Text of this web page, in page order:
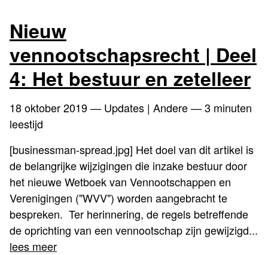
Nieuw
vennootschapsrecht | Deel
4: Het bestuur en zetelleer
18 oktober 2019— Updates | Andere — 3 minuten
leestijd
[businessman-spread.jpg] Het doel van dit artikel is
de belangrijke wijzigingen die inzake bestuur door
het nieuwe Wetboek van Vennootschappen en
Verenigingen ("WVV") worden aangebracht te
bespreken. Ter herinnering, de regels betreffende
de oprichting van een vennootschap zijn gewijzigd...
lees meer